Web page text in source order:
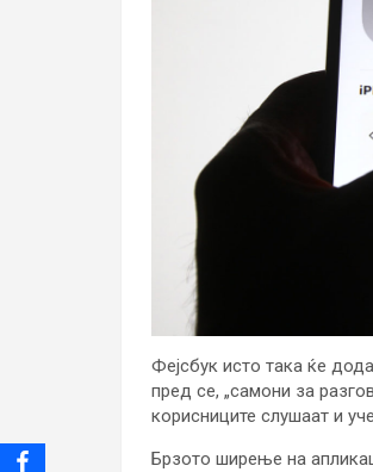
Фејсбук исто така ќе
пред се, „самони за
корисниците слушаат и
Брзото ширење на